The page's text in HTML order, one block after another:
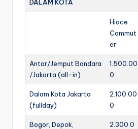
DALAM KOTA
Hiace
Commut
er
Antar/Jemput Bandara
/Jakarta (all-in)
1.500.00
0
Dalam Kota Jakarta
(fullday)
2.100.00
0
Bogor, Depok,
2.300.0